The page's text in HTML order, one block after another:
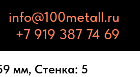
info@100metall.ru
+7 919 387 74 69
мм, Стенка: 5